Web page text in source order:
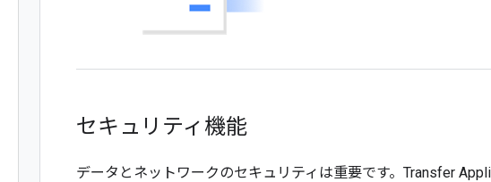
セキュリティ機能
データとネットワークのセキュリティは重要です。Transfer